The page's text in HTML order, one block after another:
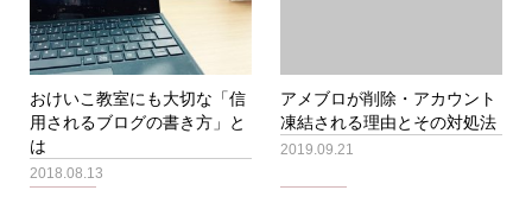
おけいこ教室にも大切な「信
用されるブログの書き方」と
は
2018.08.13
アメブロが削除・アカウント
凍結される理由とその対処法
2019.09.21